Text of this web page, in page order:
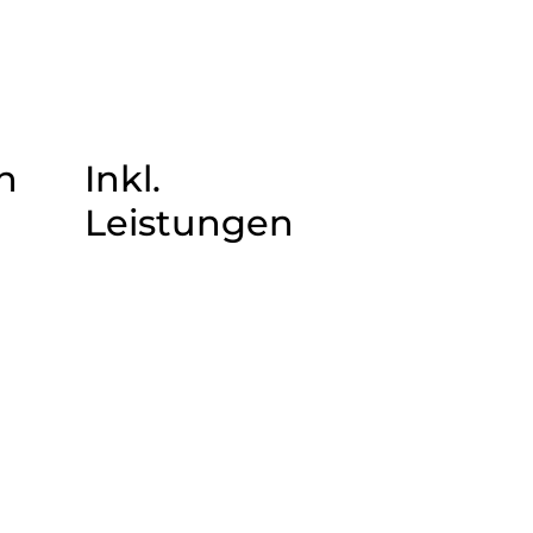
Inkl.
Leistungen